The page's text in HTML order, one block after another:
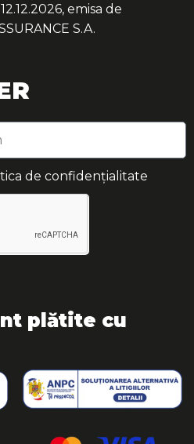
emisa de
S.A.
de confidențialitate
plătite cu